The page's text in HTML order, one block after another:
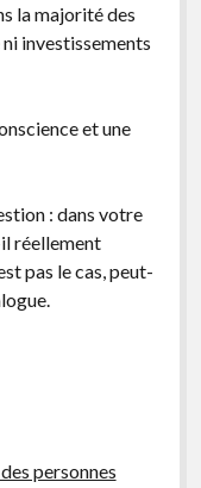
la majorité des
investissements
et une
: dans votre
réellement
pas le cas, peut-
personnes